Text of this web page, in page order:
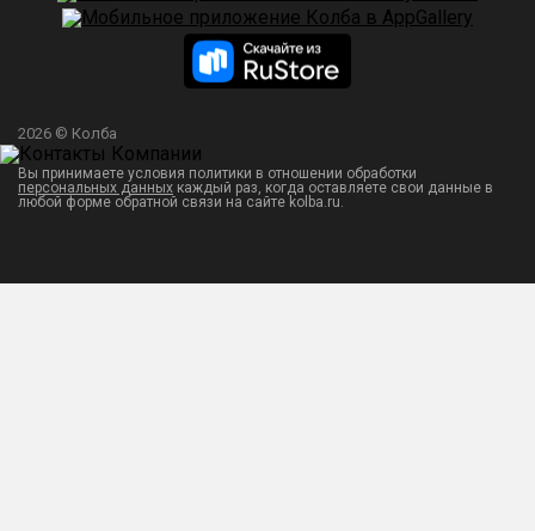
2026 © Колба
Вы принимаете условия политики в отношении обработки
персональных данных каждый раз, когда оставляете свои данные в
любой форме обратной связи на сайте kolba.ru.